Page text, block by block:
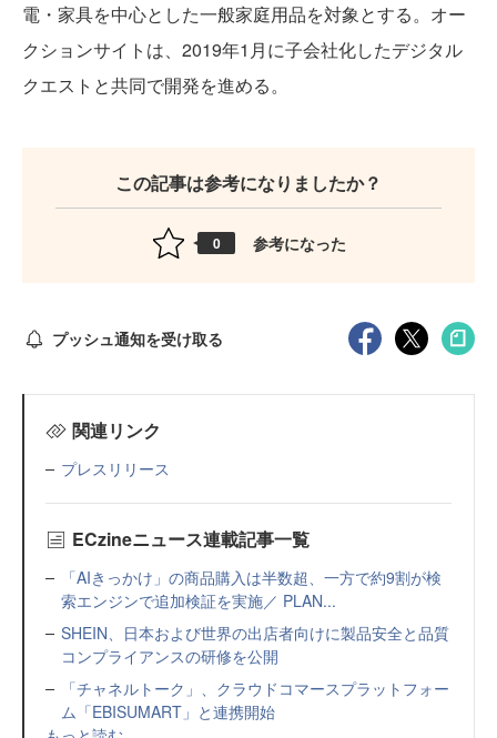
電・家具を中心とした一般家庭用品を対象とする。オー
クションサイトは、2019年1月に子会社化したデジタル
クエストと共同で開発を進める。
この記事は参考になりましたか？
0 参考になった
プッシュ通知を受け取る
関連リンク
プレスリリース
ECzineニュース連載記事一覧
「AIきっかけ」の商品購入は半数超、一方で約9割が検
索エンジンで追加検証を実施／ PLAN...
SHEIN、日本および世界の出店者向けに製品安全と品質
コンプライアンスの研修を公開
「チャネルトーク」、クラウドコマースプラットフォー
ム「EBISUMART」と連携開始